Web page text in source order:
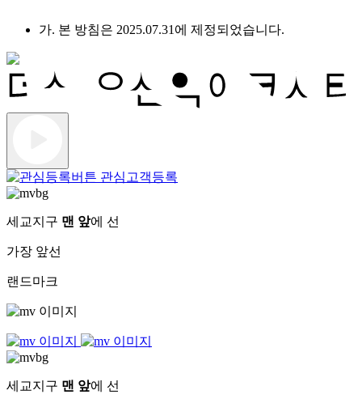
가. 본 방침은 2025.07.31에 제정되었습니다.
관심고객등록
세교지구 맨 앞에 선
가장 앞선
랜드마크
세교지구 맨 앞에 선